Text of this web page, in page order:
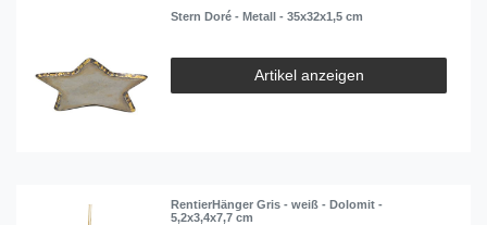
Stern Doré - Metall - 35x32x1,5 cm
Artikel anzeigen
RentierHänger Gris - weiß - Dolomit -
5,2x3,4x7,7 cm